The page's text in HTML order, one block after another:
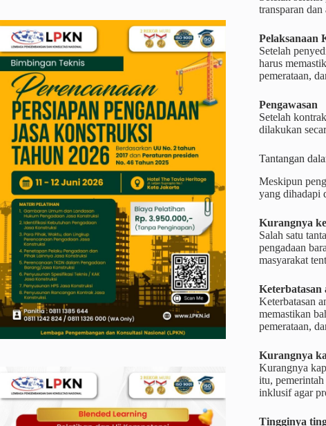
transparan
Pelaksanaan
Setelah
harus
pemerataan,
Pengawasan
Setelah
dilakukan
Tantangan
Meskipun
yang dihadapi
Kurangnya
Salah satu
pengadaan
masyarakat
Keterbatasan
Keterbatasan
memastikan
pemerataan,
Kurangnya
Kurangnya
itu,
inklusif agar
Tingginya